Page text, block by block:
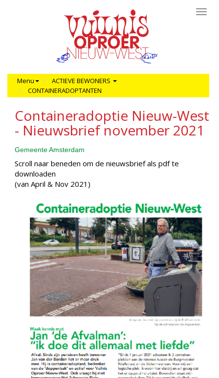
Menu
ACTIEVE BEWONERS
CONTAINERADOPTANTEN
Containeradoptie Nieuw-West
- Nieuwsbrief november 2021
Gemeente Amsterdam
Scroll naar beneden om de nieuwsbrief als pdf te
downloaden
(van April & Nov 2021)